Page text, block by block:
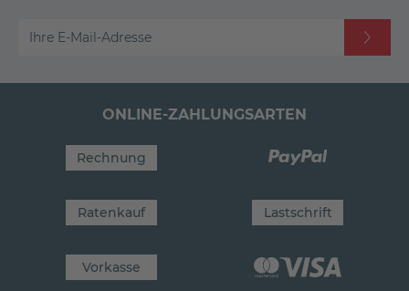
Ihre E-Mail-Adresse
ONLINE-ZAHLUNGSARTEN
Rechnung
Ratenkauf Lastschrift
Vorkasse